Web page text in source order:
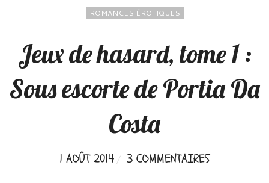
ROMANCES ÉROTIQUES
Jeux de hasard, tome 1 :
Sous escorte de Portia Da
Costa
1 AOÛT 2014 3 COMMENTAIRES